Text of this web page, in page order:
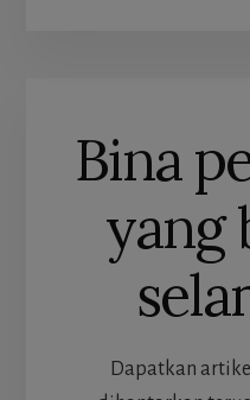
Bina
yang
Dapatkan